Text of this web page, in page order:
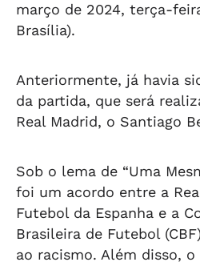
março de 2024, terça-
Brasília).
Anteriormente, já havia
da partida, que será
Real Madrid, o Santiago
Sob o lema de “Uma
foi um acordo entre a
Futebol da Espanha e a
Brasileira de Futebol
ao racismo. Além disso,